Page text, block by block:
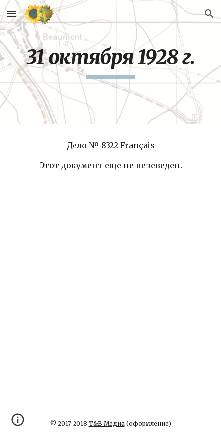
Skip to main content Skip to navigation
31 октября 1928 г.
Дело № 8322 Français
Этот документ еще не переведен.
© 2017-2018 Т&В Медиа(оформление)